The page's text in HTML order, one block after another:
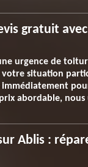
gratuit
urgence de
votre situation
abordable,
Ablis :